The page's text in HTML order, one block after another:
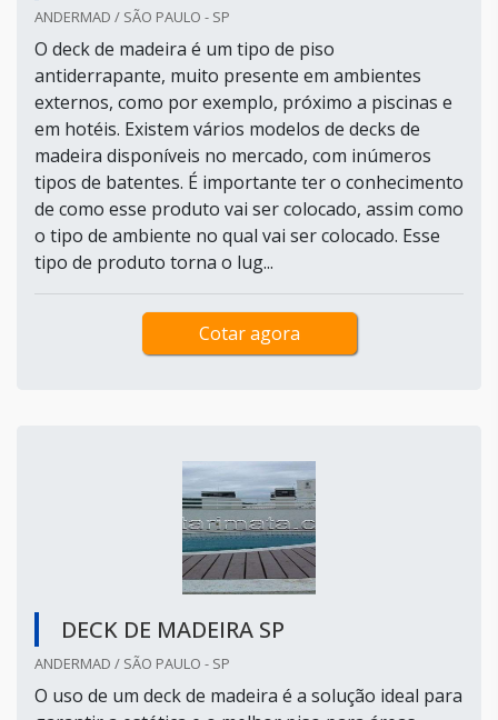
ANDERMAD / SÃO PAULO - SP
O deck de madeira é um tipo de piso
antiderrapante, muito presente em ambientes
externos, como por exemplo, próximo a piscinas e
em hotéis. Existem vários modelos de decks de
madeira disponíveis no mercado, com inúmeros
tipos de batentes. É importante ter o conhecimento
de como esse produto vai ser colocado, assim como
o tipo de ambiente no qual vai ser colocado. Esse
tipo de produto torna o lug...
Cotar agora
DECK DE MADEIRA SP
ANDERMAD / SÃO PAULO - SP
O uso de um deck de madeira é a solução ideal para